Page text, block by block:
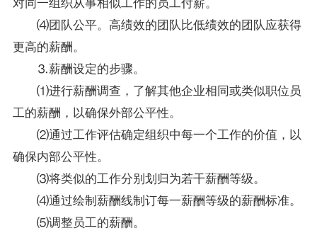
⑷团队公平。高绩效的团队比低绩效的团队应获得
更高的薪酬。
⒊薪酬设定的步骤。
⑴进行薪酬调查，了解其他企业相同或类似职位员
工的薪酬，以确保外部公平性。
⑵通过工作评估确定组织中每一个工作的价值，以
确保内部公平性。
⑶将类似的工作分别划归为若干薪酬等级。
⑷通过绘制薪酬线制订每一薪酬等级的薪酬标准。
⑸调整员工的薪酬。